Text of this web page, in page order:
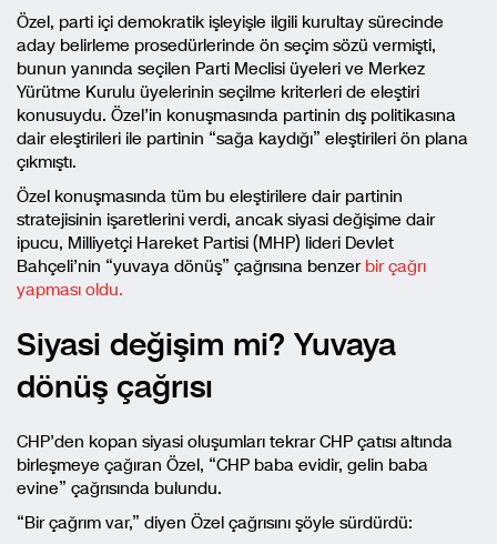
Özel, parti içi demokratik işleyişle ilgili kurultay sürecinde
aday belirleme prosedürlerinde ön seçim sözü vermişti,
bunun yanında seçilen Parti Meclisi üyeleri ve Merkez
Yürütme Kurulu üyelerinin seçilme kriterleri de eleştiri
konusuydu. Özel’in konuşmasında partinin dış politikasına
dair eleştirileri ile partinin “sağa kaydığı” eleştirileri ön plana
çıkmıştı.
Özel konuşmasında tüm bu eleştirilere dair partinin
stratejisinin işaretlerini verdi, ancak siyasi değişime dair
ipucu, Milliyetçi Hareket Partisi (MHP) lideri Devlet
Bahçeli’nin “yuvaya dönüş” çağrısına benzer bir çağrı
yapması oldu.
Siyasi değişim mi? Yuvaya
dönüş çağrısı
CHP’den kopan siyasi oluşumları tekrar CHP çatısı altında
birleşmeye çağıran Özel, “CHP baba evidir, gelin baba
evine” çağrısında bulundu.
“Bir çağrım var,” diyen Özel çağrısını şöyle sürdürdü: